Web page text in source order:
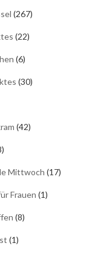
(267)
(22)
(6)
(30)
(42)
Mittwoch (17)
Frauen (1)
(8)
(1)